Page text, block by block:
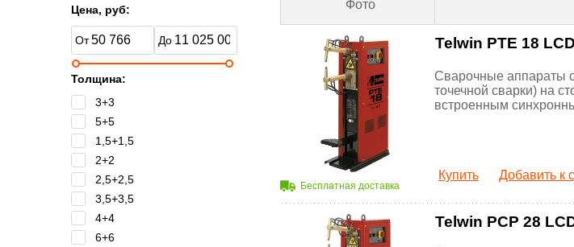
Фото
Бесплатная доставка
Telwin PTE 18
Сварочные аппараты
точечной сварки) на
встроенным
Купить Добавить к
Telwin PCP 28
Цена, руб:
Толщина:
3+3
5+5
1,5+1,5
2+2
2,5+2,5
3,5+3,5
4+4
6+6